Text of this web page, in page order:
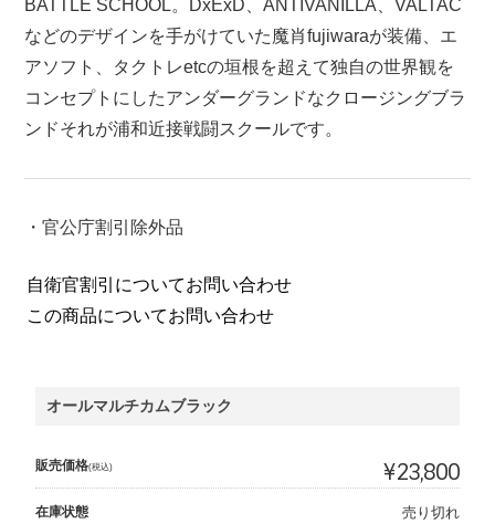
BATTLE SCHOOL。DxExD、ANTIVANILLA、VALTAC
などのデザインを手がけていた魔肖fujiwaraが装備、エ
アソフト、タクトレetcの垣根を超えて独自の世界観を
コンセプトにしたアンダーグランドなクロージングブラ
ンドそれが浦和近接戦闘スクールです。
・官公庁割引除外品
自衛官割引についてお問い合わせ
この商品についてお問い合わせ
オールマルチカムブラック
販売価格(税込) ¥23,800
在庫状態 売り切れ